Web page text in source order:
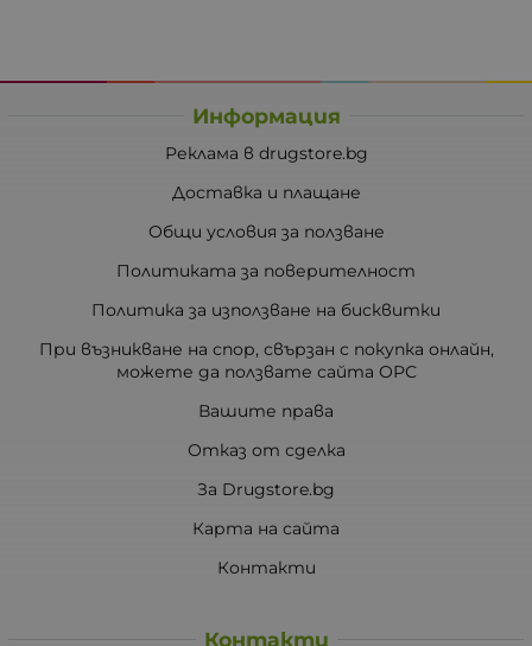
Информация
Реклама в drugstore.bg
Доставка и плащане
Общи условия за ползване
Политиката за поверителност
Политика за използване на бисквитки
При възникване на спор, свързан с покупка онлайн,
можете да ползвате сайта ОРС
Вашите права
Отказ от сделка
За Drugstore.bg
Карта на сайта
Контакти
Контакти